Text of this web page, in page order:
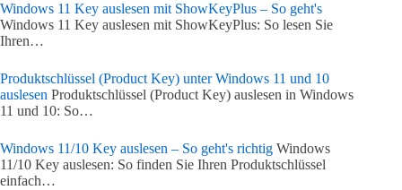
Windows 11 Key auslesen mit ShowKeyPlus – So geht's
Windows 11 Key auslesen mit ShowKeyPlus: So lesen Sie
Ihren…
Produktschlüssel (Product Key) unter Windows 11 und 10
auslesen Produktschlüssel (Product Key) auslesen in Windows
11 und 10: So…
Windows 11/10 Key auslesen – So geht's richtig Windows
11/10 Key auslesen: So finden Sie Ihren Produktschlüssel
einfach…